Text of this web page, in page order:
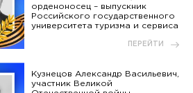
орденоносец – выпускник
Российского государственного
университета туризма и сервиса
ПЕРЕЙТИ
Кузнецов Александр Васильевич,
участник Великой